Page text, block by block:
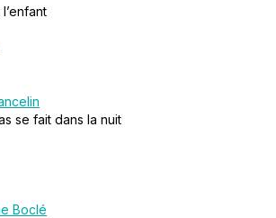
se fait dans la nuit
Boclé